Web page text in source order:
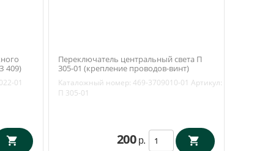
409)
01
Переключатель центральный света П
305-01 (крепление проводов-винт)
(Освар Вязники) 469-3709010-01
Каталожный номер: 469-3709010-01 Артикул:
П 305-01
200 р.